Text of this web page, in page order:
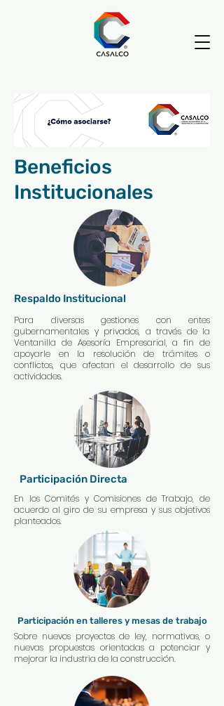
Beneficios
Institucionales
Respaldo Institucional
Para diversas gestiones con entes
gubernamentales y privados, a través de la
Ventanilla de Asesoría Empresarial, a fin de
apoyarle en la resolución de trámites o
conflictos, que afectan el desarrollo de sus
actividades.​
Participación Directa
En los Comités y Comisiones de Trabajo, de
acuerdo al giro de su empresa y sus objetivos
planteados.
Participación en talleres y mesas de trabajo
Sobre nuevos proyectos de ley, normativas, o
nuevas propuestas orientadas a potenciar y
mejorar la industria de la construcción.